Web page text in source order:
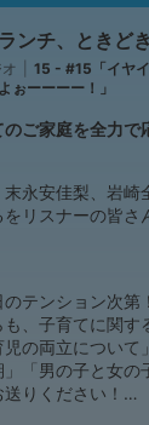
ンチ、ときど
15 - #15「イヤ
ぉーーーー！」
ご家庭を全力で
永安佳梨、岩崎
リスナーの皆
テンション次第
、子育てに関す
の両立について
「男の子と女の
りください！